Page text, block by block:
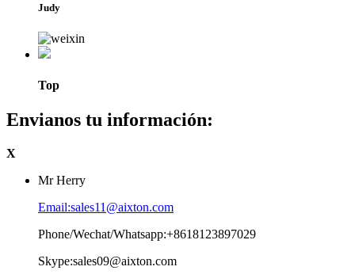
Judy
Top
Envianos tu información:
X
Mr Herry
Email:sales11@aixton.com
Phone/Wechat/Whatsapp:+8618123897029
Skype:sales09@aixton.com